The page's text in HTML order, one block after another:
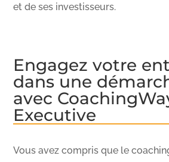
et de ses investisseurs.
Engagez votre
dans une
avec
Executive
Vous avez compris que le